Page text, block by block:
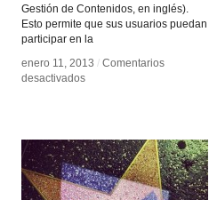
Gestión de Contenidos, en inglés).
Esto permite que sus usuarios puedan
participar en la
enero 11, 2013 / Comentarios
desactivadosen
enero 11, 2013 / Comentarios
desactivadosen